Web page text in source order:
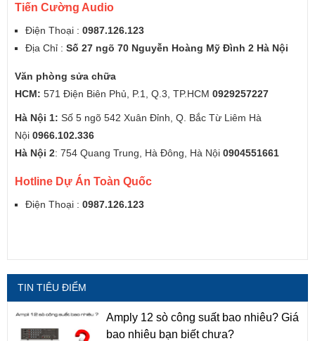
Tiến Cường Audio
Điện Thoại : 0987.126.123
Địa Chỉ : Số 27 ngõ 70 Nguyễn Hoàng Mỹ Đình 2 Hà Nội
Văn phòng sửa chữa
HCM: 571 Điện Biên Phủ, P.1, Q.3, TP.HCM 0929257227
Hà Nội 1: Số 5 ngõ 542 Xuân Đỉnh, Q. Bắc Từ Liêm Hà
Nội 0966.102.336
Hà Nội 2: 754 Quang Trung, Hà Đông, Hà Nội 0904551661
Hotline Dự Án Toàn Quốc
Điện Thoại : 0987.126.123
TIN TIÊU ĐIỂM
Amply 12 sò công suất bao nhiêu? Giá
bao nhiêu bạn biết chưa?